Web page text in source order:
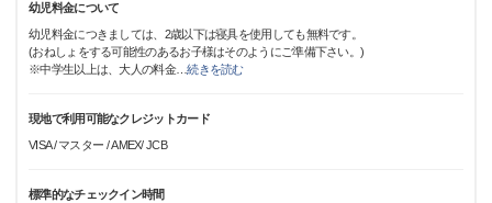
幼児料金について
幼児料金につきましては、2歳以下は寝具を使用しても無料です。
(おねしょをする可能性のあるお子様はそのようにご準備下さい。)
※中学生以上は、大人の料金…続きを読む
現地で利用可能なクレジットカード
VISA / マスター / AMEX/ JCB
標準的なチェックイン時間